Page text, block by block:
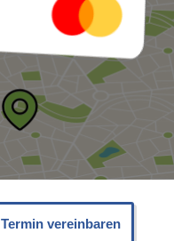
Termin vereinbaren